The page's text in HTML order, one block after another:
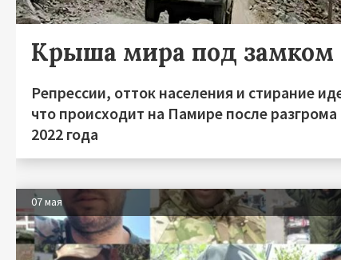
Крыша мира под замком
Репрессии, отток населения и стирание
что происходит на Памире после разгрома
2022 года
07 мая